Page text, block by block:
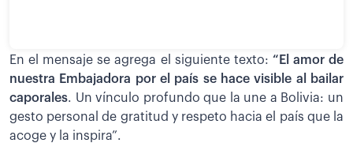
En el mensaje se agrega el siguiente texto: “El amor de
nuestra Embajadora por el país se hace visible al bailar
caporales. Un vínculo profundo que la une a Bolivia: un
gesto personal de gratitud y respeto hacia el país que la
acoge y la inspira”.